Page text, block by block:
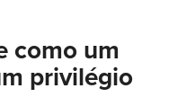
como um
privilégio